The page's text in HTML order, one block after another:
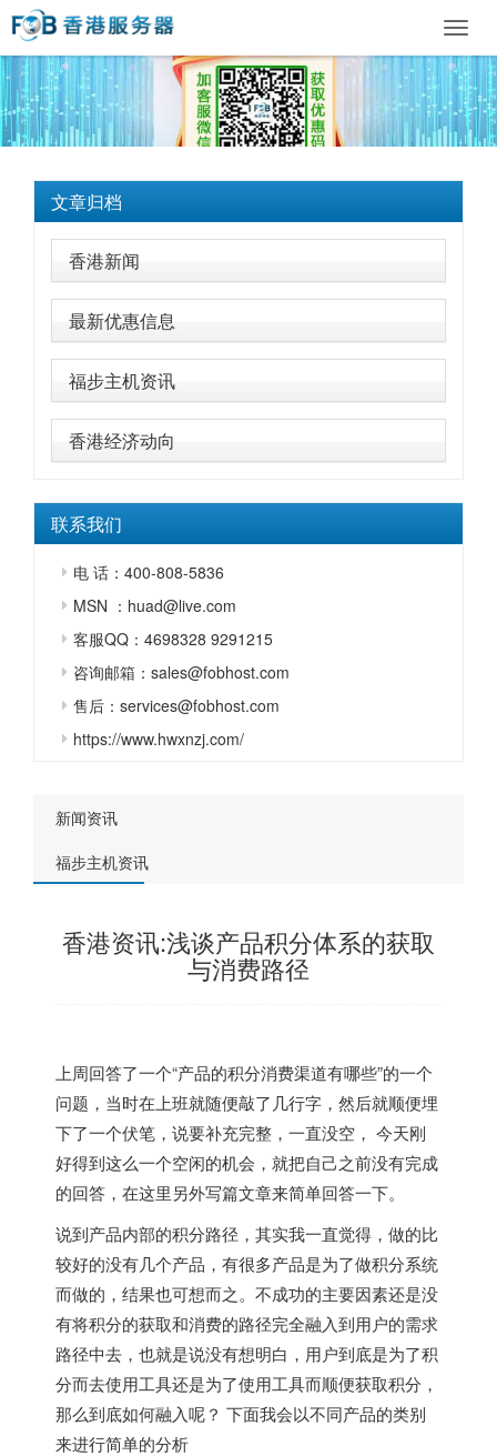
文章归档
香港新闻
最新优惠信息
福步主机资讯
香港经济动向
联系我们
电 话：400-808-5836
MSN ：huad@live.com
客服QQ：4698328 9291215
咨询邮箱：sales@fobhost.com
售后：services@fobhost.com
https://www.hwxnzj.com/
新闻资讯
福步主机资讯
香港资讯:浅谈产品积分体系的获取
与消费路径
上周回答了一个“产品的积分消费渠道有哪些”的一个
问题，当时在上班就随便敲了几行字，然后就顺便埋
下了一个伏笔，说要补充完整，一直没空， 今天刚
好得到这么一个空闲的机会，就把自己之前没有完成
的回答，在这里另外写篇文章来简单回答一下。
说到产品内部的积分路径，其实我一直觉得，做的比
较好的没有几个产品，有很多产品是为了做积分系统
而做的，结果也可想而之。不成功的主要因素还是没
有将积分的获取和消费的路径完全融入到用户的需求
路径中去，也就是说没有想明白，用户到底是为了积
分而去使用工具还是为了使用工具而顺便获取积分，
那么到底如何融入呢？ 下面我会以不同产品的类别
来进行简单的分析